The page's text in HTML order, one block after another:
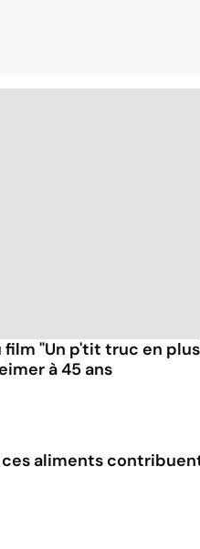
"Un p'tit truc en
à 45 ans
ces aliments